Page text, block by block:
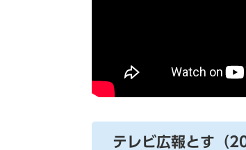
テレビ広報とす（